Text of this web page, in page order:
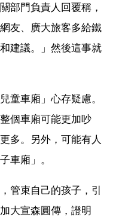
部門負責人回覆稱，
友、廣大旅客多給鐵
建議。」然後這事就
童車廂」心存疑慮。
個車廂可能更加吵
多。另外，可能有人
車廂」。
管束自己的孩子，引
大宣森圓傳，證明